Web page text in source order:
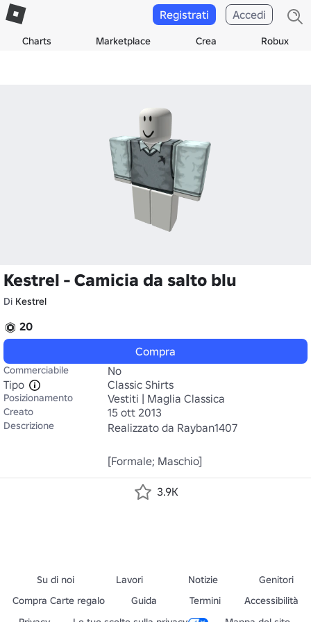
Charts Marketplace Crea Robux
Registrati Accedi
Kestrel - Camicia da salto blu
Di Kestrel
20
Compra
Commerciabile
No
Tipo
Classic Shirts
Posizionamento Vestiti | Maglia Classica
Creato 15 ott 2013
Descrizione Realizzato da Rayban1407
3.9K
Su di noi Lavori Notizie
Genitori
Compra Carte regalo
Guida Termini
Accessibilità